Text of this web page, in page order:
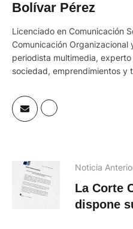
Bolívar Pérez
Licenciado en Comunicación
Comunicación Organizacional
periodista multimedia,
sociedad, emprendimientos y
Noticia
La Corte
dispone